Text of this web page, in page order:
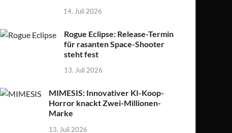
14. Juli 2026
Rogue Eclipse: Release-Termin
für rasanten Space-Shooter
steht fest
13. Juli 2026
MIMESIS: Innovativer KI-Koop-
Horror knackt Zwei-Millionen-
Marke
13. Juli 2026